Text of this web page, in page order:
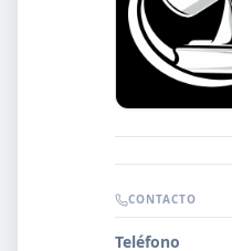
CONTACTO
Teléfono